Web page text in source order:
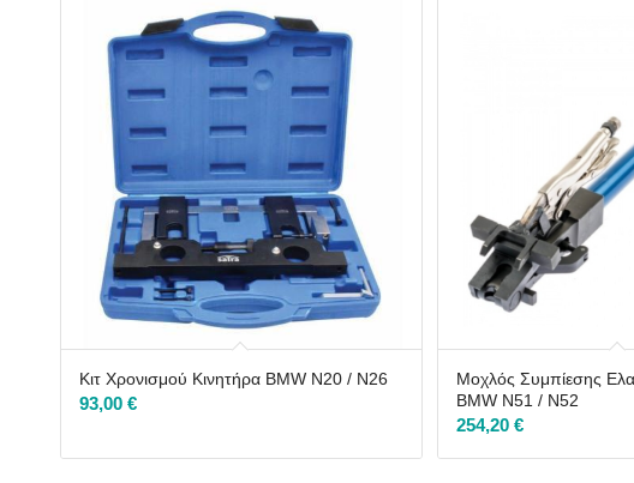
Κιτ Χρονισμού Κινητήρα BMW N20 / N26
93,00 €
Μοχλός Συμπίεσης
BMW N51 / N52
254,20€